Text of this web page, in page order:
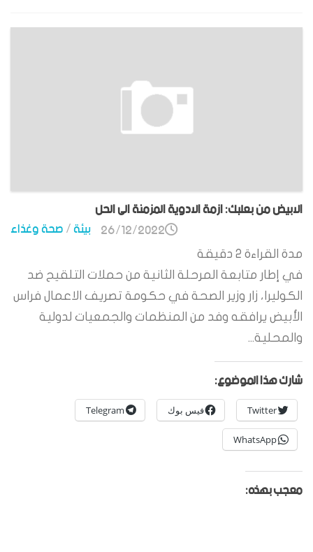
الابيض من بعلبك: ازمة الادوية المزمنة الى الحل
بيئة/صحة وغذاء 26/12/2022
مدة القراءة 2 دقيقة
في إطار متابعة المرحلة الثانية من حملات التلقيح ضد
الكوليرا، زار وزير الصحة في حكومة تصريف الاعمال فراس
الأبيض يرافقه وفد من المنظمات والجمعيات لدولية
والمحلية...
شارك هذا الموضوع:
Twitter فيس بوك Telegram
WhatsApp
معجب بهذه: